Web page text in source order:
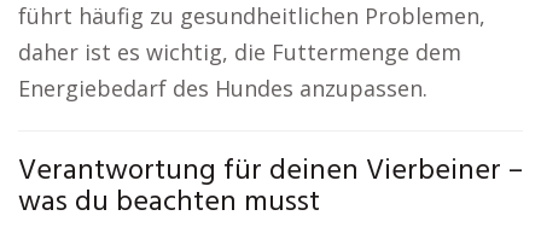
führt häufig zu gesundheitlichen Problemen,
daher ist es wichtig, die Futtermenge dem
Energiebedarf des Hundes anzupassen.
Verantwortung für deinen Vierbeiner –
was du beachten musst